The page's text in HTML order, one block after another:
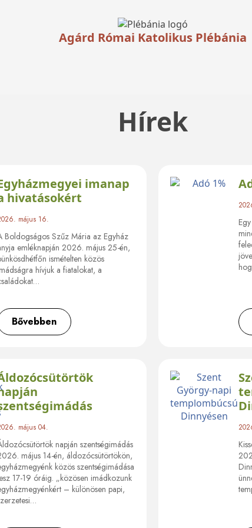
Agárd Római Katolikus Plébánia
Hírek
imanap
hivatásokért
május 16.
Boldogságos Szűz Mária az Egyház
emléknapján 2026. május 25-én,
ismételten közös
hívjuk a fiatalokat, a
Bővebben
május 04.
napján szentségimádás
május 14-én, áldozócsütörtökön,
közös szentségimádása
17-19 óráig. „közösen imádkozunk
– különösen papi,